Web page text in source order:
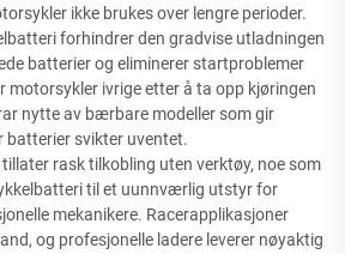
ikke brukes over lengre perioder.
forhindrer den gradvise utladningen
batterier og eliminerer startproblemer
motorsykler ivrige etter å ta opp kjøringen
nytte av bærbare modeller som gir
batterier svikter uventet.
rask tilkobling uten verktøy, noe som
til et uunnværlig utstyr for
mekanikere. Racerapplikasjoner
og profesjonelle ladere leverer nøyaktig